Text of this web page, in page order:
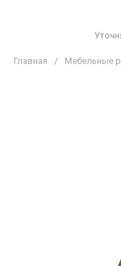
Главная / Мебельные